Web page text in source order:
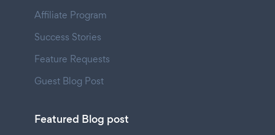
Affiliate Program
Success Stories
Feature Requests
Guest Blog Post
Featured Blog post